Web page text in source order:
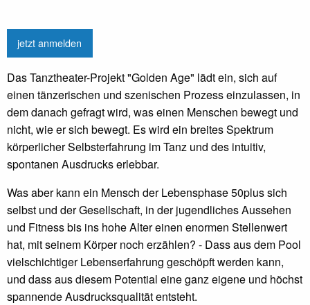
jetzt anmelden
Das Tanztheater-Projekt "Golden Age" lädt ein, sich auf
einen tänzerischen und szenischen Prozess einzulassen, in
dem danach gefragt wird, was einen Menschen bewegt und
nicht, wie er sich bewegt. Es wird ein breites Spektrum
körperlicher Selbsterfahrung im Tanz und des intuitiv,
spontanen Ausdrucks erlebbar.
Was aber kann ein Mensch der Lebensphase 50plus sich
selbst und der Gesellschaft, in der jugendliches Aussehen
und Fitness bis ins hohe Alter einen enormen Stellenwert
hat, mit seinem Körper noch erzählen? - Dass aus dem Pool
vielschichtiger Lebenserfahrung geschöpft werden kann,
und dass aus diesem Potential eine ganz eigene und höchst
spannende Ausdrucksqualität entsteht.